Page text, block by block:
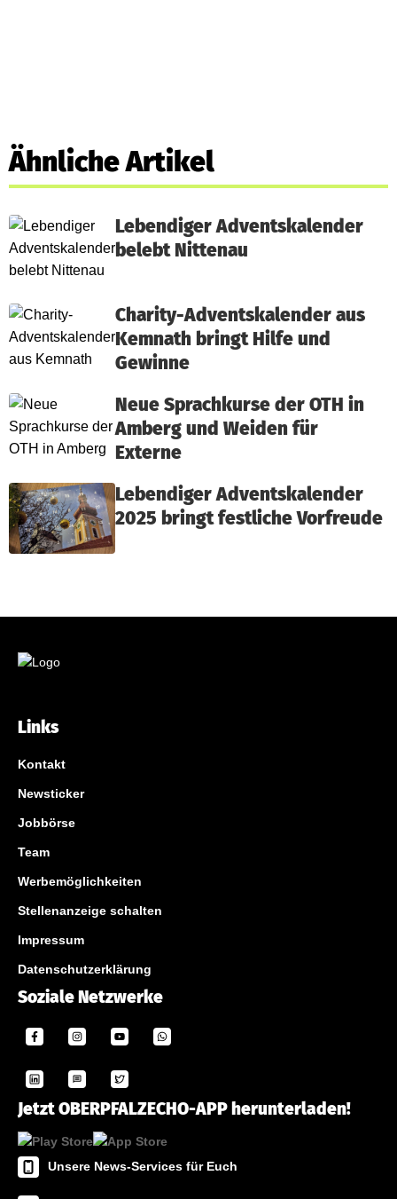
Ähnliche Artikel
Lebendiger Adventskalender
belebt Nittenau
Charity-Adventskalender aus
Kemnath bringt Hilfe und
Gewinne
Neue Sprachkurse der OTH in
Amberg und Weiden für
Externe
Lebendiger Adventskalender
2025 bringt festliche Vorfreude
Links
Kontakt
Newsticker
Jobbörse
Team
Werbemöglichkeiten
Stellenanzeige schalten
Impressum
Datenschutzerklärung
Soziale Netzwerke
Jetzt OBERPFALZECHO-APP herunterladen!
Unsere News-Services für Euch